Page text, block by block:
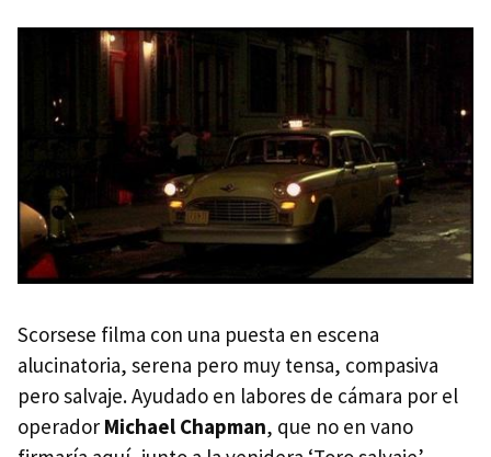
Scorsese filma con una puesta en escena
alucinatoria, serena pero muy tensa, compasiva
pero salvaje. Ayudado en labores de cámara por el
operador Michael Chapman, que no en vano